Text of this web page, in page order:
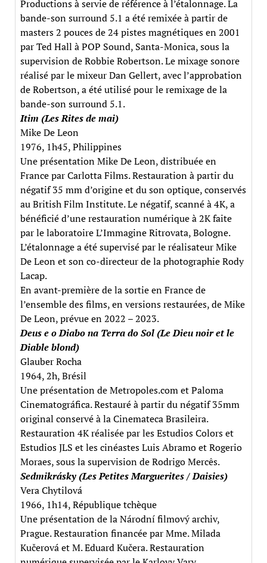
Productions à servie de référence à l’étalonnage. La
bande-son surround 5.1 a été remixée à partir de
masters 2 pouces de 24 pistes magnétiques en 2001
par Ted Hall à POP Sound, Santa-Monica, sous la
supervision de Robbie Robertson. Le mixage sonore
réalisé par le mixeur Dan Gellert, avec l’approbation
de Robertson, a été utilisé pour le remixage de la
bande-son surround 5.1.
Itim (Les Rites de mai)
Mike De Leon
1976, 1h45, Philippines
Une présentation Mike De Leon, distribuée en
France par Carlotta Films. Restauration à partir du
négatif 35 mm d’origine et du son optique, conservés
au British Film Institute. Le négatif, scanné à 4K, a
bénéficié d’une restauration numérique à 2K faite
par le laboratoire L’Immagine Ritrovata, Bologne.
L’étalonnage a été supervisé par le réalisateur Mike
De Leon et son co-directeur de la photographie Rody
Lacap.
En avant-première de la sortie en France de
l’ensemble des films, en versions restaurées, de Mike
De Leon, prévue en 2022 – 2023.
Deus e o Diabo na Terra do Sol (Le Dieu noir et le
Diable blond)
Glauber Rocha
1964, 2h, Brésil
Une présentation de Metropoles.com et Paloma
Cinematográfica. Restauré à partir du négatif 35mm
original conservé à la Cinemateca Brasileira.
Restauration 4K réalisée par les Estudios Colors et
Estudios JLS et les cinéastes Luis Abramo et Rogerio
Moraes, sous la supervision de Rodrigo Mercês.
Sedmikrásky (Les Petites Marguerites / Daisies)
Vera Chytilová
1966, 1h14, République tchèque
Une présentation de la Národní filmový archiv,
Prague. Restauration financée par Mme. Milada
Kučerová et M. Eduard Kučera. Restauration